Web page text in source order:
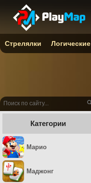
Категории
Марио
Маджонг
Стрелялки Логические